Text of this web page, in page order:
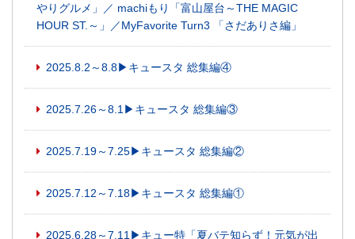
やりグルメ」／ machiもり「富山屋台～THE MAGIC
HOUR ST.～」／MyFavorite Turn3 「さだありさ編」
2025.8.2～8.8▶キュースタ 総集編④
2025.7.26～8.1▶キュースタ 総集編③
2025.7.19～7.25▶キュースタ 総集編②
2025.7.12～7.18▶キュースタ 総集編①
2025.6.28～7.11▶キュー特「夏バテ知らず！元気が出